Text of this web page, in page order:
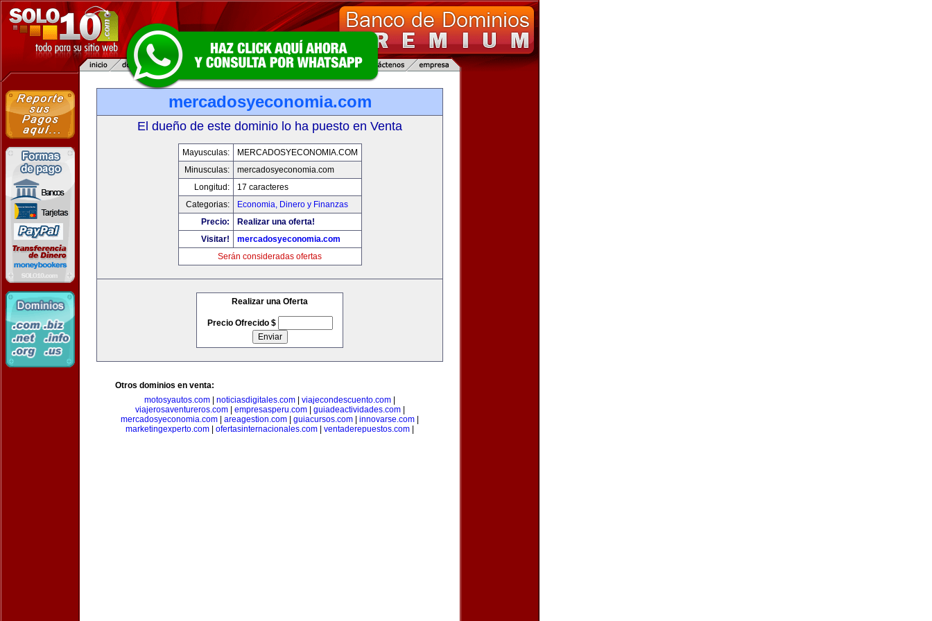
mercadosyeconomia.com
El dueño de este dominio lo ha puesto en Venta
Mayusculas:
MERCADOSYECONOMIA.COM
Minusculas:
mercadosyeconomia.com
Longitud:
17 caracteres
Categorias:
Economia, Dinero y Finanzas
Precio:
Realizar una oferta!
Visitar!
mercadosyeconomia.com
Serán consideradas ofertas
Realizar una Oferta
Precio Ofrecido $
Otros dominios en venta:
motosyautos.com
noticiasdigitales.com viajecondescuento.com
viajerosaventureros.com| empresasperu.com| guiadeactividades.com|
mercadosyeconomia.com
areagestion.com guiacursos.com innovarse.com
marketingexperto.com
ofertasinternacionales.com ventaderepuestos.com